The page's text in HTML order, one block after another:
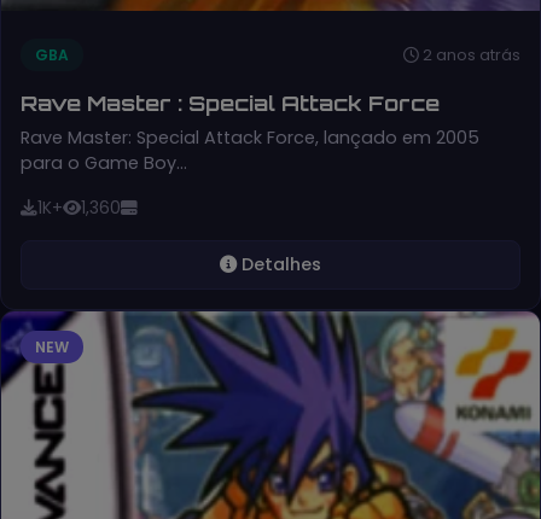
GBA 2 anos atrás
Rave Master : Special Attack Force
Rave Master: Special Attack Force, lançado em 2005
para o Game Boy…
1K+ 1,360
Detalhes
NEW